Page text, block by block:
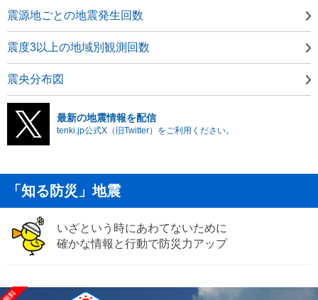
震源地ごとの地震発生回数
震度3以上の地域別観測回数
震央分布図
最新の地震情報を配信
tenki.jp公式X（旧Twitter）をご利用ください。
「知る防災」地震
いざという時にあわてないために
確かな情報と行動で防災力アップ